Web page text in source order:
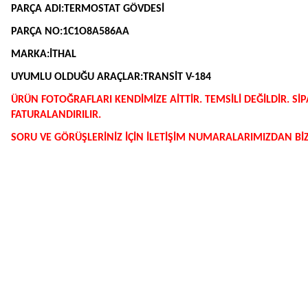
PARÇA ADI:TERMOSTAT GÖVDESİ
PARÇA NO:1C1O8A586AA
MARKA:İTHAL
UYUMLU OLDUĞU ARAÇLAR:TRANSİT V-184
ÜRÜN FOTOĞRAFLARI KENDİMİZE AİTTİR. TEMSİLİ DEĞİLDİR.
FATURALANDIRILIR.
SORU VE GÖRÜŞLERİNİZ İÇİN İLETİŞİM NUMARALARIMIZDAN